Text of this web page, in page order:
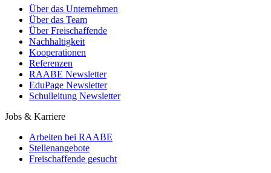
Über das Unternehmen
Über das Team
Über Freischaffende
Nachhaltigkeit
Kooperationen
Referenzen
RAABE Newsletter
EduPage Newsletter
Schulleitung Newsletter
Jobs & Karriere
Arbeiten bei RAABE
Stellenangebote
Freischaffende gesucht